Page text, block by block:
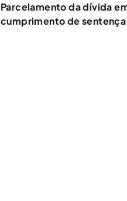
Parcelamento da dívida
cumprimento de sentença